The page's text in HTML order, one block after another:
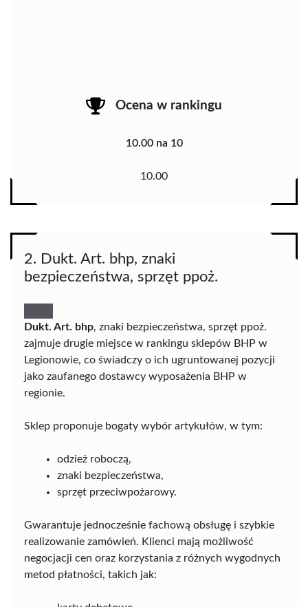
Ocena w rankingu
10.00 na 10
10.00
2. Dukt. Art. bhp, znaki
bezpieczeństwa, sprzęt ppoż.
Dukt. Art. bhp, znaki bezpieczeństwa, sprzęt ppoż.
zajmuje drugie miejsce w rankingu sklepów BHP w
Legionowie, co świadczy o ich ugruntowanej pozycji
jako zaufanego dostawcy wyposażenia BHP w
regionie.
Sklep proponuje bogaty wybór artykułów, w tym:
odzież roboczą,
znaki bezpieczeństwa,
sprzęt przeciwpożarowy.
Gwarantuje jednocześnie fachową obsługę i szybkie
realizowanie zamówień. Klienci mają możliwość
negocjacji cen oraz korzystania z różnych wygodnych
metod płatności, takich jak: